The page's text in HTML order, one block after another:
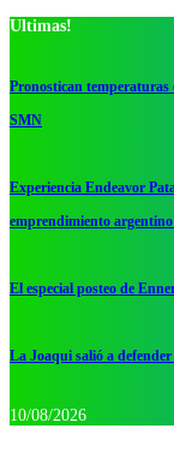
Ultimas!
Pronostican temperaturas
SMN
Experiencia Endeavor
emprendimiento
El especial posteo de
La Joaqui salió a
10/08/2026